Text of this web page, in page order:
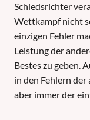
Schiedsrichter
Wettkampf nicht
einzigen Fehler
Leistung der
Bestes zu geben.
in den Fehlern
aber immer der